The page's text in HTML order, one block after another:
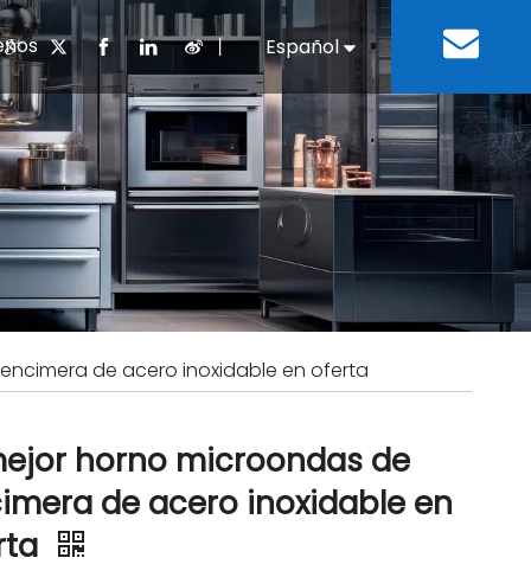
chino Equipos de refrigeración
Equipo para lavar platos
Negocios e Industria Residencias de
Descargar
del desarrollo
丨 Español
English
de acero inoxidable en oferta
horno microondas de
de acero inoxidable en